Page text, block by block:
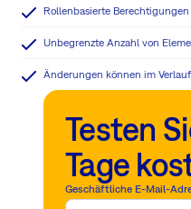
Rollenbasierte Berechtigungen
Unbegrenzte Anzahl von
Änderungen können im
Testen
Tage
Geschäftliche E-Mail-